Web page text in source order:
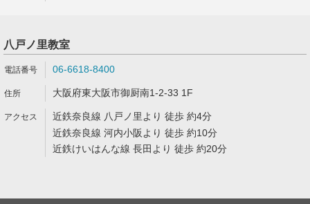
八戸ノ里教室
06-6618-8400
大阪府東大阪市御厨南1-2-33 1F
近鉄奈良線 八戸ノ里より 徒歩 約4分
近鉄奈良線 河内小阪より 徒歩 約10分
近鉄けいはんな線 長田より 徒歩 約20分